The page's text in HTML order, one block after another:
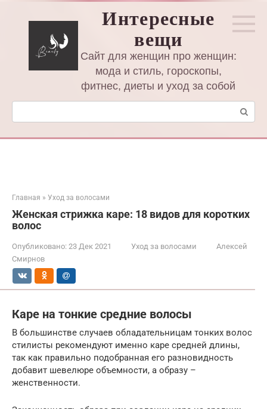
Интересные
вещи
Сайт для женщин про женщин:
мода и стиль, гороскопы,
фитнес, диеты и уход за собой
Поиск:
Главная » Уход за волосами
Женская стрижка каре: 18 видов для коротких
волос
Опубликовано: 23 Дек 2021 Уход за волосами
Алексей
Смирнов
Каре на тонкие средние волосы
В большинстве случаев обладательницам тонких волос
стилисты рекомендуют именно каре средней длины,
так как правильно подобранная его разновидность
добавит шевелюре объемности, а образу –
женственности.